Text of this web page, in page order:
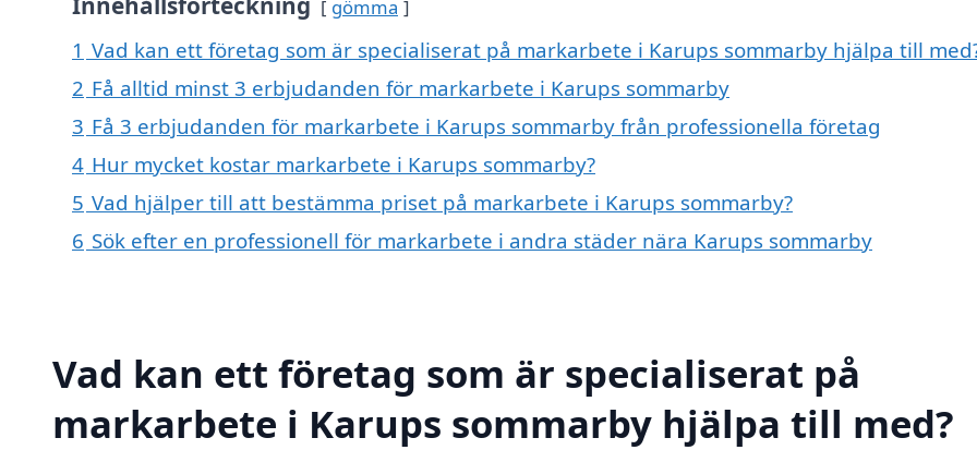
gömma
1 Vad kan ett företag som är specialiserat på markarbete i Karups sommarby hjälpa till
2 Få alltid minst 3 erbjudanden för markarbete i Karups sommarby
3 Få 3 erbjudanden för markarbete i Karups sommarby från professionella företag
4 Hur mycket kostar markarbete i Karups sommarby?
5 Vad hjälper till att bestämma priset på markarbete i Karups sommarby?
6 Sök efter en professionell för markarbete i andra städer nära Karups sommarby
Vad kan ett företag som är specialiserat på
markarbete i Karups sommarby hjälpa till med?